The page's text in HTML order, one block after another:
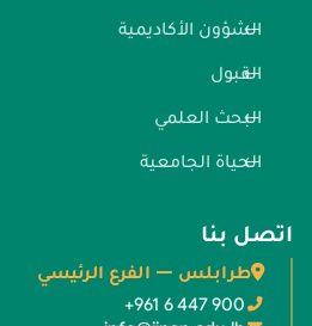
الشؤون الأكاديمية
القبول
البحث العلمي
الحياة الجامعية
اتصل بنا
طرابلس — الفرع الرئيسي
+961 6 447 900